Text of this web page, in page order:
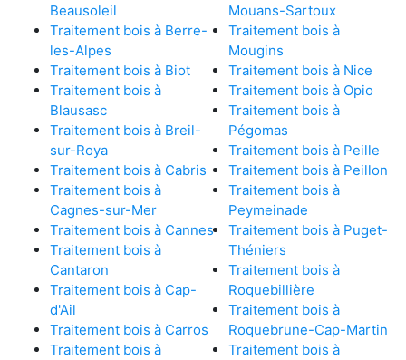
Beausoleil
Traitement bois à Berre-
les-Alpes
Traitement bois à Biot
Traitement bois à
Blausasc
Traitement bois à Breil-
sur-Roya
Traitement bois à Cabris
Traitement bois à
Cagnes-sur-Mer
Traitement bois à Cannes
Traitement bois à
Cantaron
Traitement bois à Cap-
d'Ail
Traitement bois à Carros
Traitement bois à
Mouans-Sartoux
Traitement bois à
Mougins
Traitement bois à Nice
Traitement bois à Opio
Traitement bois à
Pégomas
Traitement bois à Peille
Traitement bois à Peillon
Traitement bois à
Peymeinade
Traitement bois à Puget-
Théniers
Traitement bois à
Roquebillière
Traitement bois à
Roquebrune-Cap-Martin
Traitement bois à